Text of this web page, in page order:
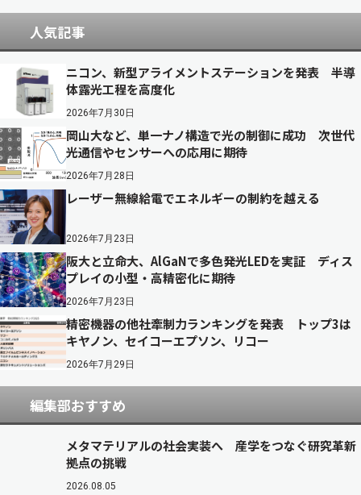
人気記事
ニコン、新型アライメントステーションを発表 半導
体露光工程を高度化
2026年7月30日
岡山大など、単一ナノ構造で光の制御に成功 次世代
光通信やセンサーへの応用に期待
2026年7月28日
レーザー無線給電でエネルギーの制約を越える
2026年7月23日
阪大と立命大、AlGaNで多色発光LEDを実証 ディス
プレイの小型・高精密化に期待
2026年7月23日
精密機器の他社牽制力ランキングを発表 トップ3は
キヤノン、セイコーエプソン、リコー
2026年7月29日
編集部おすすめ
メタマテリアルの社会実装へ 産学をつなぐ研究革新
拠点の挑戦
2026.08.05